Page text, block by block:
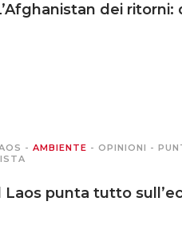
dei
- AMBIENTE - OPINIONI -
Laos punta tutto